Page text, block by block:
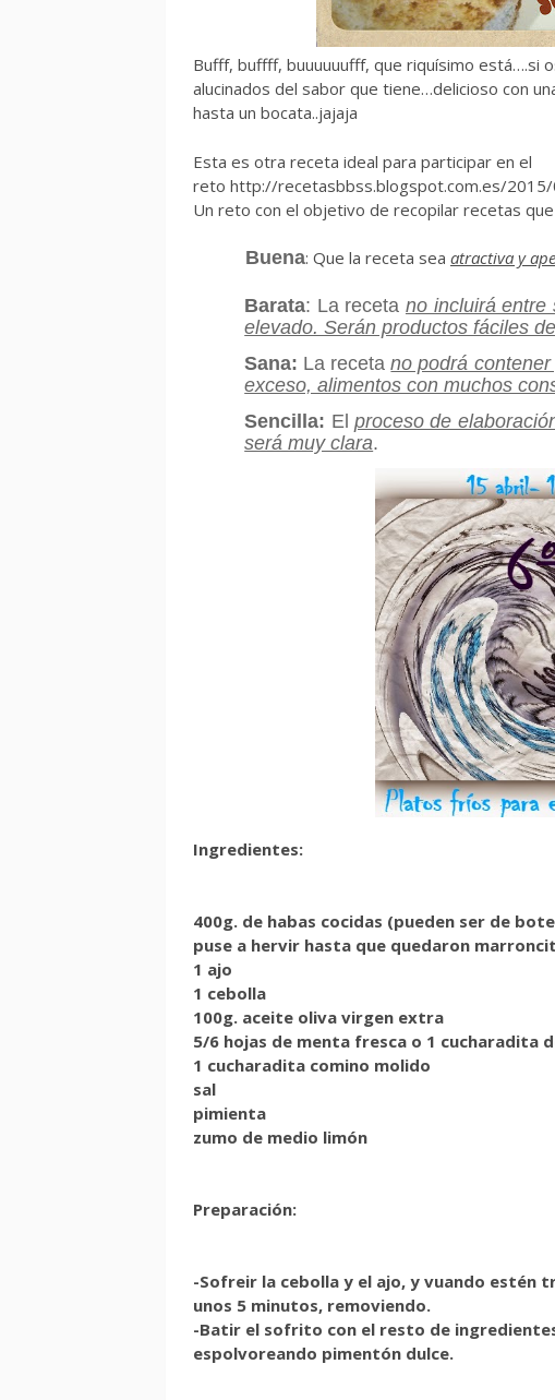
Bufff, buffff, buuuuuufff, que riquísimo está….si
alucinados del sabor que tiene…delicioso con
hasta un bocata..jajaja
Esta es otra receta ideal para participar en el
reto http://recetasbbss.blogspot.com.es/
Un reto con el objetivo de recopilar recetas
Buena: Que la receta sea atractiva y
Barata: La receta no incluirá entre
elevado. Serán productos fáciles
Sana: La recetano podrá
exceso, alimentos con muchos
Sencilla: El proceso de
será muy clara.
Ingredientes:
400g. de habas cocidas (pueden ser de
puse a hervir hasta que quedaron
1 ajo
1 cebolla
100g. aceite oliva virgen extra
5/6 hojas de menta fresca o 1 cucharadita
1 cucharadita comino molido
sal
pimienta
zumo de medio limón
Preparación:
-Sofreir la cebolla y el ajo, y vuando estén
unos 5 minutos, removiendo.
-Batir el sofrito con el resto de
espolvoreando pimentón dulce.